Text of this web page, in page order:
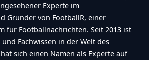
Experte im
Gründer von FootballR, einer
für Footballnachrichten. Seit 2013 ist
Fachwissen in der Welt des
sich einen Namen als Experte auf